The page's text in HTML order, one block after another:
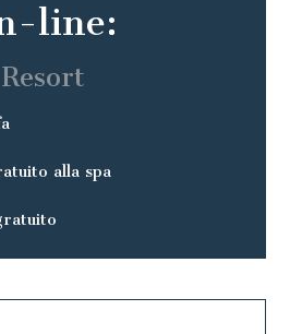
line:
alla spa